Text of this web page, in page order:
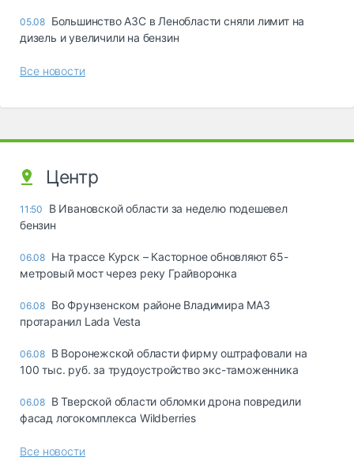
05.08 Большинство АЗС в Ленобласти сняли лимит на
дизель и увеличили на бензин
Все новости
Центр
11:50
В Ивановской области за неделю подешевел
бензин
06.08 На трассе Курск – Касторное обновляют 65-
метровый мост через реку Грайворонка
06.08 Во Фрунзенском районе Владимира МАЗ
протаранил Lada Vesta
06.08 В Воронежской области фирму оштрафовали на
100 тыс. руб. за трудоустройство экс-таможенника
06.08 В Тверской области обломки дрона повредили
фасад логокомплекса Wildberries
Все новости